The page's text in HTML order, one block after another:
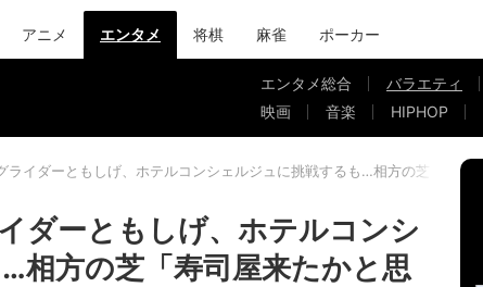
アニメ エンタメ 将棋 麻雀 ポーカー
エンタメ総合 バラエティ
映画
音楽 HIPHOP
ライダーともしげ、ホテルコンシェルジュに挑戦するも…相方の芝「寿司
ダーともしげ、ホテルコンシ
相方の芝「寿司屋来たかと思